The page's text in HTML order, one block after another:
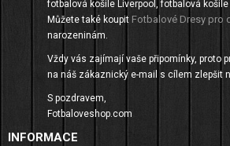
fotbalová košile Liverpool, fotbalová
Můžete také koupit Fotbalové Dresy pro
narozeninám.
Vždy vás zajímají vaše připomínky, proto
na náš zákaznický e-mail s cílem zlepšit
S pozdravem,
Fotbaloveshop.com
INFORMACE